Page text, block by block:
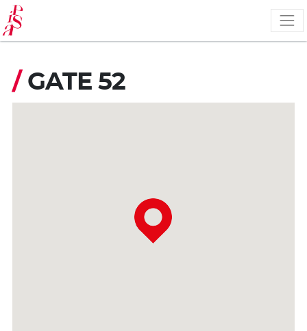
Salta
al
contenuto
principale
/ GATE 52